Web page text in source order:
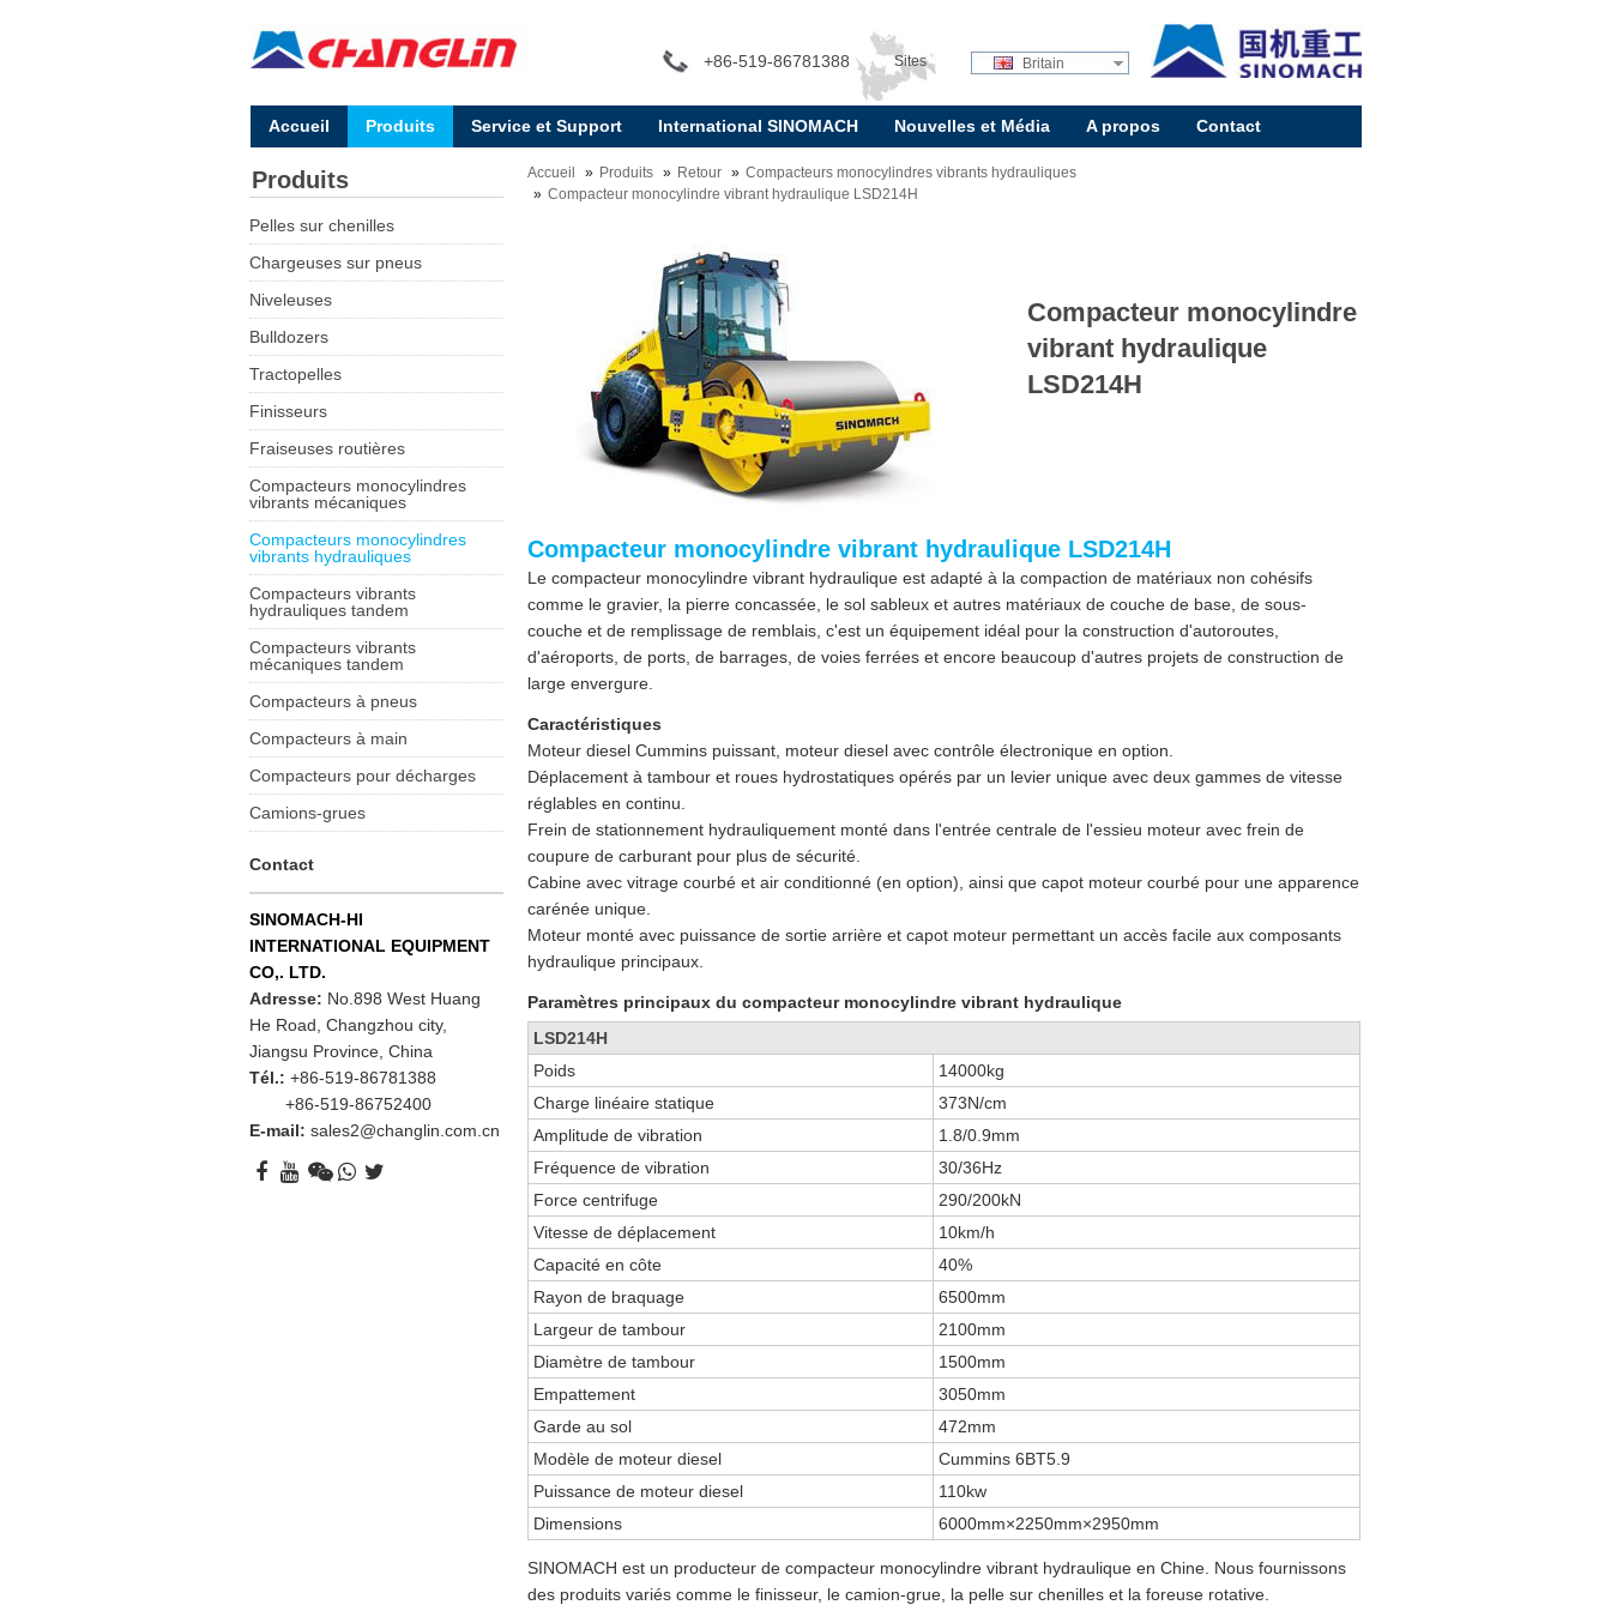
+86-519-86781388 Sites
internationaux:
Britain
Accueil Produits Service et Support International SINOMACH Nouvelles et Média A propos Contact
Accueil Produits Retour
Compacteurs monocylindres vibrants hydrauliques
Compacteur monocylindre vibrant hydraulique LSD214H
Compacteur monocylindre
vibrant hydraulique
LSD214H
Compacteur monocylindre vibrant hydraulique LSD214H
Le compacteur monocylindre vibrant hydraulique est adapté à la compaction de matériaux non cohésifs
comme le gravier, la pierre concassée, le sol sableux et autres matériaux de couche de base, de sous-
couche et de remplissage de remblais, c'est un équipement idéal pour la construction d'autoroutes,
d'aéroports, de ports, de barrages, de voies ferrées et encore beaucoup d'autres projets de construction de
large envergure.
Caractéristiques
Moteur diesel Cummins puissant, moteur diesel avec contrôle électronique en option.
Déplacement à tambour et roues hydrostatiques opérés par un levier unique avec deux gammes de vitesse
réglables en continu.
Frein de stationnement hydrauliquement monté dans l'entrée centrale de l'essieu moteur avec frein de
coupure de carburant pour plus de sécurité.
Cabine avec vitrage courbé et air conditionné (en option), ainsi que capot moteur courbé pour une apparence
carénée unique.
Moteur monté avec puissance de sortie arrière et capot moteur permettant un accès facile aux composants
hydraulique principaux.
Paramètres principaux du compacteur monocylindre vibrant hydraulique
LSD214H
Poids
14000kg
Charge linéaire statique
373N/cm
Amplitude de vibration
1.8/0.9mm
Fréquence de vibration
30/36Hz
Force centrifuge
290/200kN
Vitesse de déplacement
10km/h
Capacité en côte
40%
Rayon de braquage
6500mm
Largeur de tambour
2100mm
Diamètre de tambour
1500mm
Empattement
3050mm
Garde au sol
472mm
Modèle de moteur diesel
Cummins 6BT5.9
Puissance de moteur diesel
110kw
Dimensions
6000mm×2250mm×2950mm
SINOMACH est un producteur de compacteur monocylindre vibrant hydraulique en Chine. Nous fournissons
des produits variés comme le finisseur, le camion-grue, la pelle sur chenilles et la foreuse rotative.
Produits
Pelles sur chenilles
Chargeuses sur pneus
Niveleuses
Bulldozers
Tractopelles
Finisseurs
Fraiseuses routières
Compacteurs monocylindres
vibrants mécaniques
Compacteurs monocylindres
vibrants hydrauliques
Compacteurs vibrants
hydrauliques tandem
Compacteurs vibrants
mécaniques tandem
Compacteurs à pneus
Compacteurs à main
Compacteurs pour décharges
Camions-grues
Contact
SINOMACH-HI
INTERNATIONAL EQUIPMENT
CO,. LTD.
Adresse: No.898 West Huang
He Road, Changzhou city,
Jiangsu Province, China
Tél.: +86-519-86781388
+86-519-86752400
E-mail:sales2@changlin.com.cn